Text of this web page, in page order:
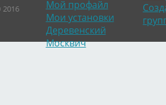
Мой профайл
Мои установки
Деревенский
Москвич